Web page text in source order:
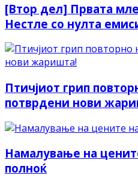
[Втор дел] Првата
Нестле со нулта
Птичјиот грип
потврдени нови
Намалување на
полноќ